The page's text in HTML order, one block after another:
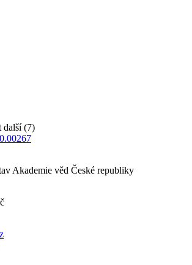
další (7)
Akademie věd České republiky